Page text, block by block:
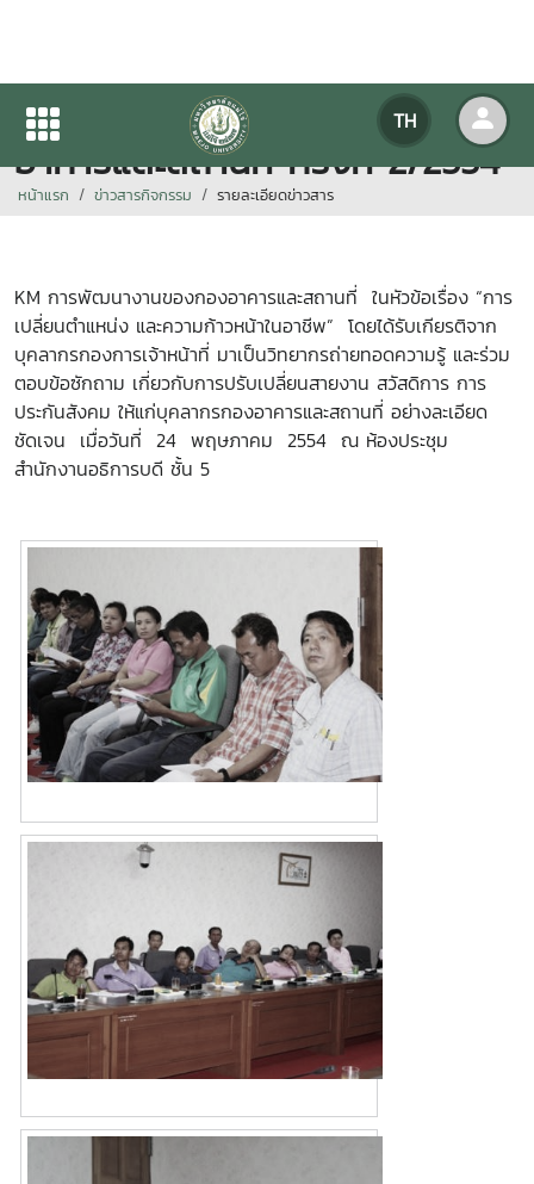
TH
KM เพื่อการพัฒนางานของกอง
อาคารและสถานที่ ครั้งที่ 2/2554
หน้าแรก ข่าวสารกิจกรรม รายละเอียดข่าวสาร
KM การพัฒนางานของกองอาคารและสถานที่ ในหัวข้อเรื่อง “การ
เปลี่ยนตำแหน่ง และความก้าวหน้าในอาชีพ” โดยได้รับเกียรติจาก
บุคลากรกองการเจ้าหน้าที่ มาเป็นวิทยากรถ่ายทอดความรู้ และร่วม
ตอบข้อซักถาม เกี่ยวกับการปรับเปลี่ยนสายงาน สวัสดิการ การ
ประกันสังคม ให้แก่บุคลากรกองอาคารและสถานที่ อย่างละเอียด
ชัดเจน เมื่อวันที่ 24 พฤษภาคม 2554 ณ ห้องประชุม
สำนักงานอธิการบดี ชั้น 5